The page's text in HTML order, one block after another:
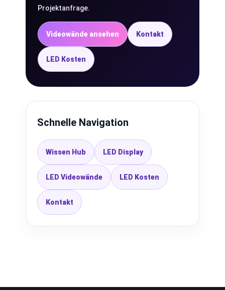
Projektanfrage.
Videowände ansehen Kontakt
LED Kosten
Schnelle Navigation
Wissen Hub LED Display
LED Videowände LED Kosten
Kontakt